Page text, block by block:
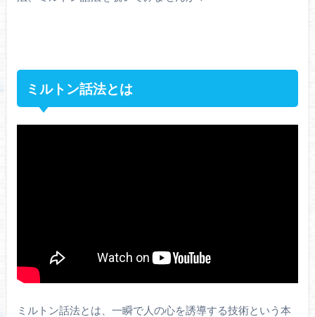
ミルトン話法とは
ミルトン話法とは、一瞬で人の心を誘導する技術という本